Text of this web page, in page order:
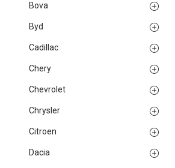
Bova
Byd
Cadillac
Chery
Chevrolet
Chrysler
Citroen
Dacia